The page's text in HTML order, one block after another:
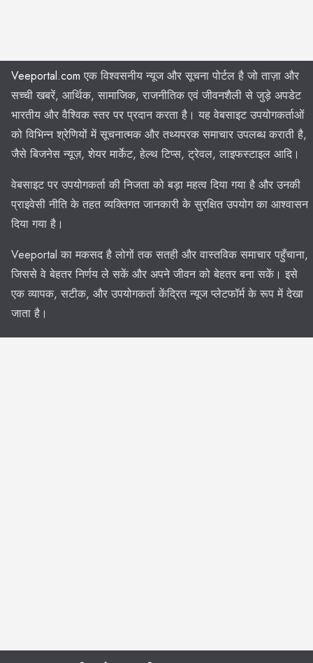
Veeportal.com एक विश्वसनीय न्यूज और सूचना पोर्टल है जो ताज़ा और
सच्ची खबरें, आर्थिक, सामाजिक, राजनीतिक एवं जीवनशैली से जुड़े अपडेट
भारतीय और वैश्विक स्तर पर प्रदान करता है। यह वेबसाइट उपयोगकर्ताओं
को विभिन्न श्रेणियों में सूचनात्मक और तथ्यपरक समाचार उपलब्ध कराती है,
जैसे बिजनेस न्यूज़, शेयर मार्केट, हेल्थ टिप्स, ट्रेवल, लाइफस्टाइल आदि।
वेबसाइट पर उपयोगकर्ता की निजता को बड़ा महत्व दिया गया है और उनकी
प्राइवेसी नीति के तहत व्यक्तिगत जानकारी के सुरक्षित उपयोग का आश्वासन
दिया गया है।
Veeportal का मकसद है लोगों तक सतही और वास्तविक समाचार पहुँचाना,
जिससे वे बेहतर निर्णय ले सकें और अपने जीवन को बेहतर बना सकें। इसे
एक व्यापक, सटीक, और उपयोगकर्ता केंद्रित न्यूज प्लेटफॉर्म के रूप में देखा
जाता है।